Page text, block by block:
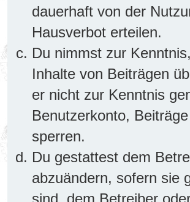
dauerhaft von der
Hausverbot erteilen.
Du nimmst zur
Inhalte von Beiträgen
er nicht zur Kenntnis
Benutzerkonto,
sperren.
Du gestattest dem
abzuändern, sofern sie